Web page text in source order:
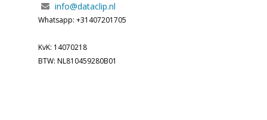
info@dataclip.nl
Whatsapp: +31407201705
KvK: 14070218
BTW: NL810459280B01